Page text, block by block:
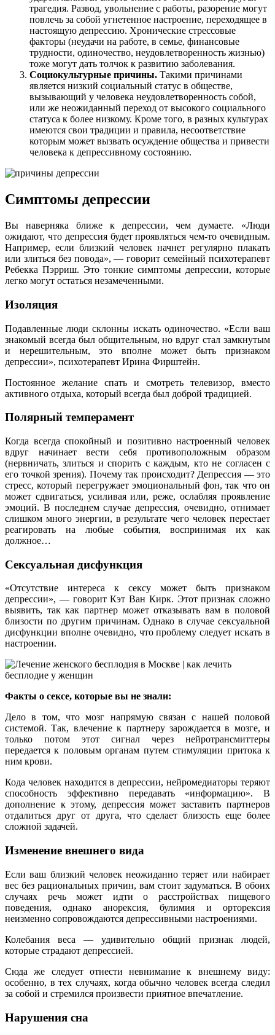
трагедия. Развод, увольнение с работы, разорение могут
повлечь за собой угнетенное настроение, переходящее в
настоящую депрессию. Хронические стрессовые
факторы (неудачи на работе, в семье, финансовые
трудности, одиночество, неудовлетворенность жизнью)
тоже могут дать толчок к развитию заболевания.
Социокультурные причины. Такими причинами
является низкий социальный статус в обществе,
вызывающий у человека неудовлетворенность собой,
или же неожиданный переход от высокого социального
статуса к более низкому. Кроме того, в разных культурах
имеются свои традиции и правила, несоответствие
которым может вызвать осуждение общества и привести
человека к депрессивному состоянию.
Симптомы депрессии
Вы наверняка ближе к депрессии, чем думаете. «Люди
ожидают, что депрессия будет проявляться чем-то очевидным.
Например, если близкий человек начнет регулярно плакать
или злиться без повода», — говорит семейный психотерапевт
Ребекка Пэрриш. Это тонкие симптомы депрессии, которые
легко могут остаться незамеченными.
Изоляция
Подавленные люди склонны искать одиночество. «Если ваш
знакомый всегда был общительным, но вдруг стал замкнутым
и нерешительным, это вполне может быть признаком
депрессии», психотерапевт Ирина Фирштейн.
Постоянное желание спать и смотреть телевизор, вместо
активного отдыха, который всегда был доброй традицией.
Полярный темперамент
Когда всегда спокойный и позитивно настроенный человек
вдруг начинает вести себя противоположным образом
(нервничать, злиться и спорить с каждым, кто не согласен с
его точкой зрения). Почему так происходит? Депрессия — это
стресс, который перегружает эмоциональный фон, так что он
может сдвигаться, усиливая или, реже, ослабляя проявление
эмоций. В последнем случае депрессия, очевидно, отнимает
слишком много энергии, в результате чего человек перестает
реагировать на любые события, воспринимая их как
должное…
Сексуальная дисфункция
«Отсутствие интереса к сексу может быть признаком
депрессии», — говорит Кэт Ван Кирк. Этот признак сложно
выявить, так как партнер может отказывать вам в половой
близости по другим причинам. Однако в случае сексуальной
дисфункции вполне очевидно, что проблему следует искать в
настроении.
Факты о сексе, которые вы не знали:
Дело в том, что мозг напрямую связан с нашей половой
системой. Так, влечение к партнеру зарождается в мозге, и
только потом этот сигнал через нейротрансмиттеры
передается к половым органам путем стимуляции притока к
ним крови.
Кода человек находится в депрессии, нейромедиаторы теряют
способность эффективно передавать «информацию». В
дополнение к этому, депрессия может заставить партнеров
отдалиться друг от друга, что сделает близость еще более
сложной задачей.
Изменение внешнего вида
Если ваш близкий человек неожиданно теряет или набирает
вес без рациональных причин, вам стоит задуматься. В обоих
случаях речь может идти о расстройствах пищевого
поведения, однако анорексия, булимия и орторексия
неизменно сопровождаются депрессивными настроениями.
Колебания веса — удивительно общий признак людей,
которые страдают депрессией.
Сюда же следует отнести невнимание к внешнему виду:
особенно, в тех случаях, когда обычно человек всегда следил
за собой и стремился произвести приятное впечатление.
Нарушения сна